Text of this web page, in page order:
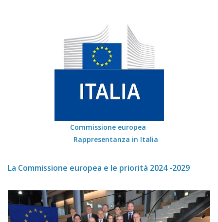
Commissione europea
Rappresentanza in Italia
La Commissione europea e le priorità 2024 -2029